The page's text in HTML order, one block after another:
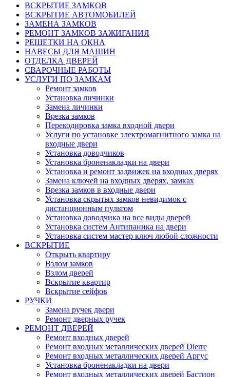
ВСКРЫТИЕ ЗАМКОВ
ВСКРЫТИЕ АВТОМОБИЛЕЙ
ЗАМЕНА ЗАМКОВ
РЕМОНТ ЗАМКОВ ЗАЖИГАНИЯ
РЕШЕТКИ НА ОКНА
НАВЕСЫ ДЛЯ МАШИН
ОТДЕЛКА ДВЕРЕЙ
СВАРОЧНЫЕ РАБОТЫ
УСЛУГИ ПО ЗАМКАМ
Ремонт замков
Установка личинки
Замена личинки
Врезка замков
Перекодировка замка входной двери
Услуги по установке электромагнитного замка на
входные двери
Установка доводчиков
Установка броненакладки на двери
Установка и ремонт задвижек на входных дверях
Замена ключей на входных дверях, замках
Врезка замков в входные двери
Установка скрытых замков невидимок с
дистанционным пультом
Установка доводчика на все виды дверей
Установка систем Антипаника на двери
Установка систем мастер ключ любой сложности
ВСКРЫТИЕ
Открыть квартиру
Взлом замков
Взлом дверей
Вскрытие квартир
Вскрытие сейфов
РУЧКИ
Замена ручек двери
Ремонт дверных ручек
РЕМОНТ ДВЕРЕЙ
Ремонт входных дверей
Ремонт входных металлических дверей Dierre
Ремонт входных металлических дверей Аргус
Установка броненакладки на двери
Ремонт входных металлических дверей Бастион